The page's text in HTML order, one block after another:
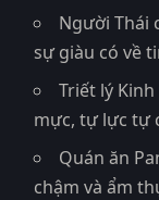
Người Thái
sự giàu có về
Triết lý
mực, tự lực tự
Quán ăn
chậm và ẩm